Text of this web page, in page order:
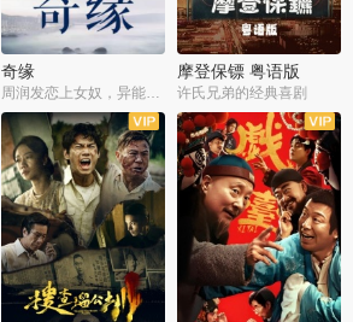
奇缘
周润发恋上女奴，异能护体战邪派
摩登保镖 粤语版
许氏兄弟的经典喜剧